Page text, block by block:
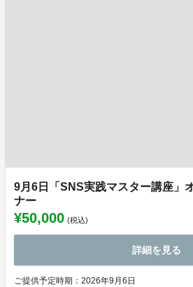
9月6日「SNS実践マスター講座」
ナー
¥50,000 (税込)
詳細を見る
ご提供予定時期：2026年9月6日